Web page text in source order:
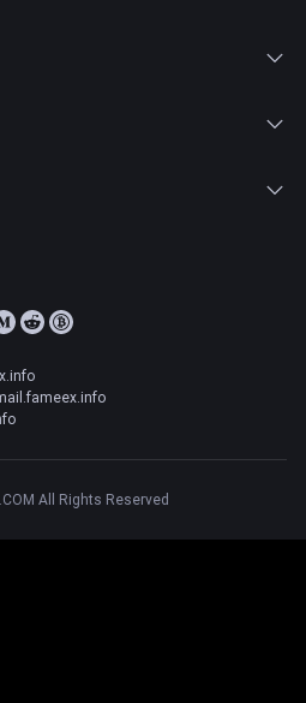
All Rights Reserved